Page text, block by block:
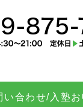
ベター
い合わせ/入塾